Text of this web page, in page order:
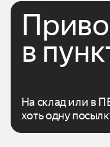
в
На склад или в
хоть одну